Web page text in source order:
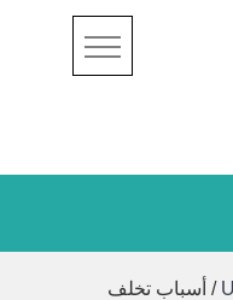
/ أسباب تخلف